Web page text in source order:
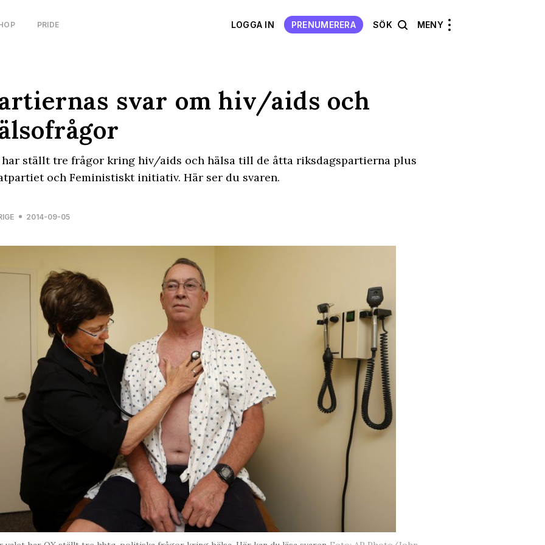
PRIDE LOGGA IN PRENUMERERA SÖK MENY
svar om hiv/aids och
har ställt tre frågor kring hiv/aids och hälsa till de åtta riksdagspartierna plus
och Feministiskt initiativ. Här ser du svaren.
2014-09-05